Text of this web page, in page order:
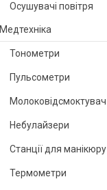
Осушувачі повітря
Медтехніка
Тонометри
Пульсометри
Молоковідсмоктувач
Небулайзери
Станції для манікюру
Термометри